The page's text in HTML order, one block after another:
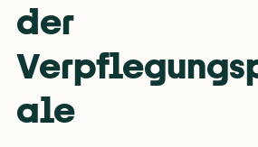
der
ale